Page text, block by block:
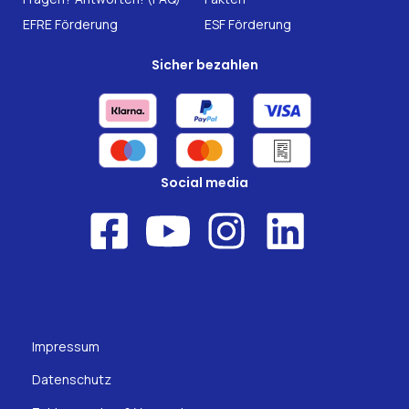
EFRE Förderung
ESF Förderung
Sicher bezahlen
Social media
Impressum
Datenschutz